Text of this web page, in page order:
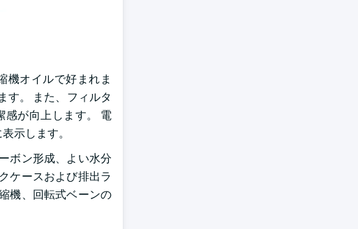
機オイルで好まれま
す。 また、フィルタ
感が向上します。 電
示します。
ボン形成、よい水分
ケースおよび排出ラ
機、回転式ベーンの